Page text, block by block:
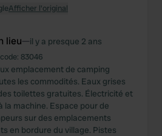
Afficher l'original
lieu—il y a presque 2 ans
83046
emplacement de camping
les commodités. Eaux grises
toilettes gratuites. Électricité et
la machine. Espace pour de
sur des emplacements
en bordure du village. Pistes